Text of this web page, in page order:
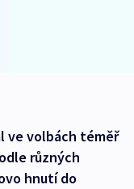
ve volbách téměř
různých
hnutí do